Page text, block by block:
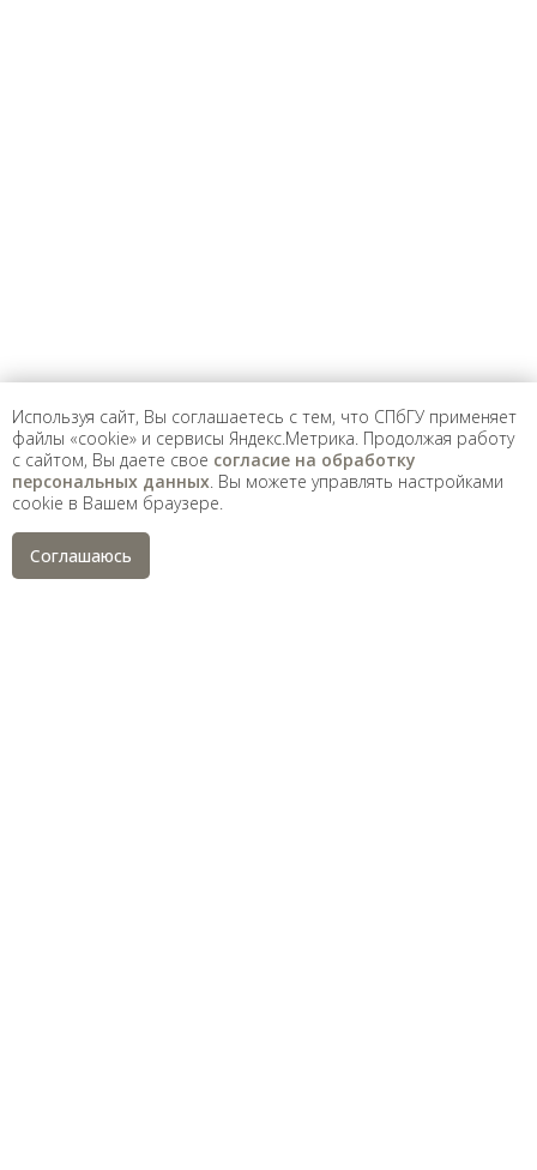
персональных данных
Saint Petersburg State University
Санкт-Петербургский государственный университет©
2026
Используя сайт, Вы соглашаетесь с тем, что СПбГУ применяет
файлы «cookie» и сервисы Яндекс.Метрика. Продолжая работу
с сайтом, Вы даете свое согласие на обработку
персональных данных . Вы можете управлять настройками
cookie в Вашем браузере.
Соглашаюсь